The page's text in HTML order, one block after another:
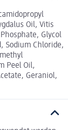
Oil, Vitis
Glycol
Sodium Chloride,
Peel Oil,
Geraniol,